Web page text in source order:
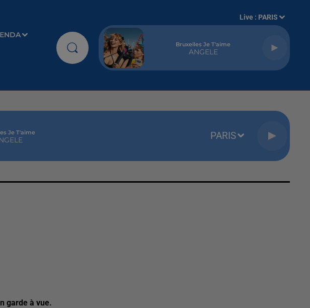
Live : PARIS
Bruxelles Je T'aime
ANGELE
Je T'aime PARIS
garde à vue.